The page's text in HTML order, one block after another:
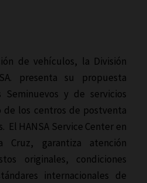
de vehículos, la División
presenta su propuesta
y de servicios
de los centros de postventa
El HANSA Service Center en
garantiza atención
originales, condiciones
internacionales de